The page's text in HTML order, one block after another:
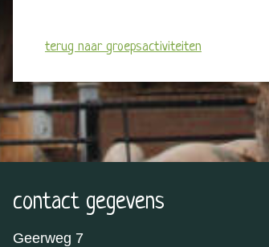
terug naar groepsactiviteiten
contact gegevens
Geerweg 7